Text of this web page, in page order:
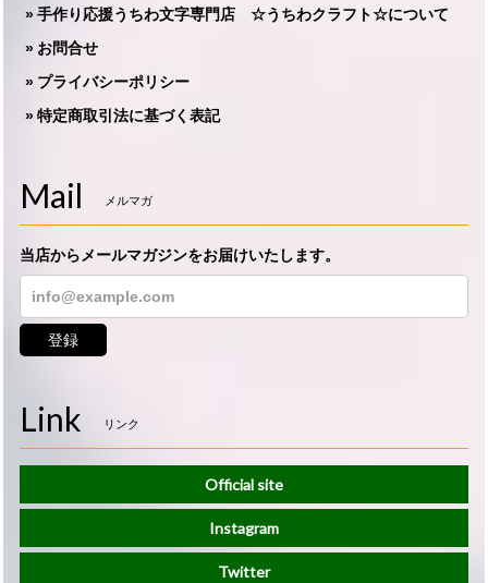
手作り応援うちわ文字専門店 ☆うちわクラフト☆について
お問合せ
プライバシーポリシー
特定商取引法に基づく表記
Mail メルマガ
当店からメールマガジンをお届けいたします。
登録
Link リンク
Official site
Instagram
Twitter